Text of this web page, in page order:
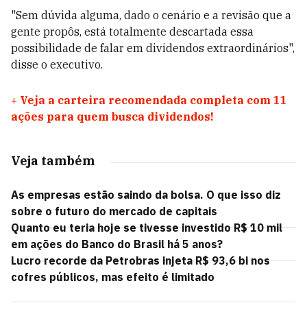
"Sem dúvida alguma, dado o cenário e a revisão que a
gente propôs, está totalmente descartada essa
possibilidade de falar em dividendos extraordinários",
disse o executivo.
+ Veja a carteira recomendada completa com 11
ações para quem busca dividendos!
Veja também
As empresas estão saindo da bolsa. O que isso diz
sobre o futuro do mercado de capitais
Quanto eu teria hoje se tivesse investido R$ 10 mil
em ações do Banco do Brasil há 5 anos?
Lucro recorde da Petrobras injeta R$ 93,6 bi nos
cofres públicos, mas efeito é limitado